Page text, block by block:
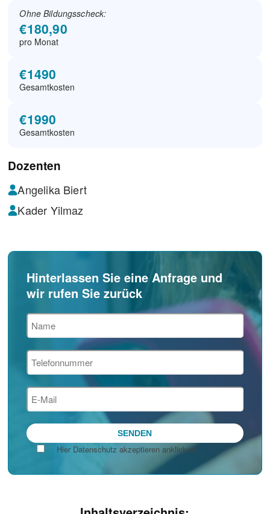
Ohne Bildungsscheck:
€180,90
pro Monat
€1490
Gesamtkosten
€1990
Gesamtkosten
Dozenten
Angelika Biert
Kader Yilmaz
Hinterlassen Sie eine Anfrage und
wir rufen Sie zurück
Hier Datenschutz akzeptieren anklicken*